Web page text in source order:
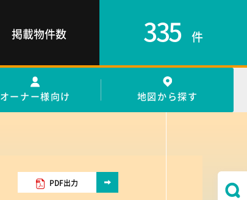
掲載物件数 335 件
オーナー様向け 地図から探す
PDF出力